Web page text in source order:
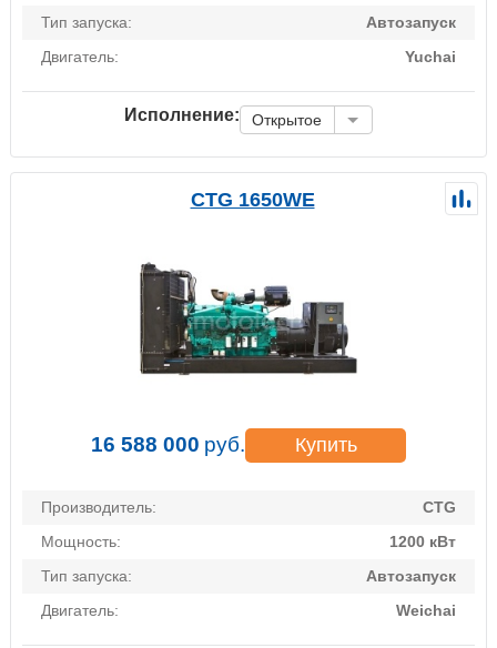
Тип запуска:
Автозапуск
Двигатель:
Yuchai
Исполнение: Открытое
CTG 1650WE
16 588 000 руб. Купить
Производитель:
CTG
Мощность:
1200 кВт
Тип запуска:
Автозапуск
Двигатель:
Weichai